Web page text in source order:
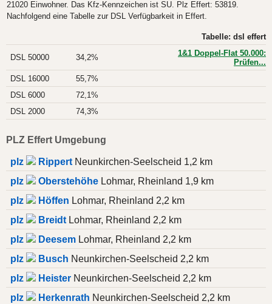
21020 Einwohner. Das Kfz-Kennzeichen ist SU. Plz Effert: 53819.
Nachfolgend eine Tabelle zur DSL Verfügbarkeit in Effert.
Tabelle: dsl effert
DSL 50000 34,2%
1&1 Doppel-Flat 50.000:
Prüfen...
DSL 16000
55,7%
DSL 6000
72,1%
DSL 2000
74,3%
PLZ Effert Umgebung
plz Rippert Neunkirchen-Seelscheid 1,2 km
plz
Oberstehöhe Lohmar, Rheinland 1,9 km
plz
Höffen Lohmar, Rheinland 2,2 km
plz
Breidt Lohmar, Rheinland 2,2 km
plz
Deesem Lohmar, Rheinland 2,2 km
plz
Busch Neunkirchen-Seelscheid 2,2 km
plz
Heister Neunkirchen-Seelscheid 2,2 km
plz
Herkenrath Neunkirchen-Seelscheid 2,2 km